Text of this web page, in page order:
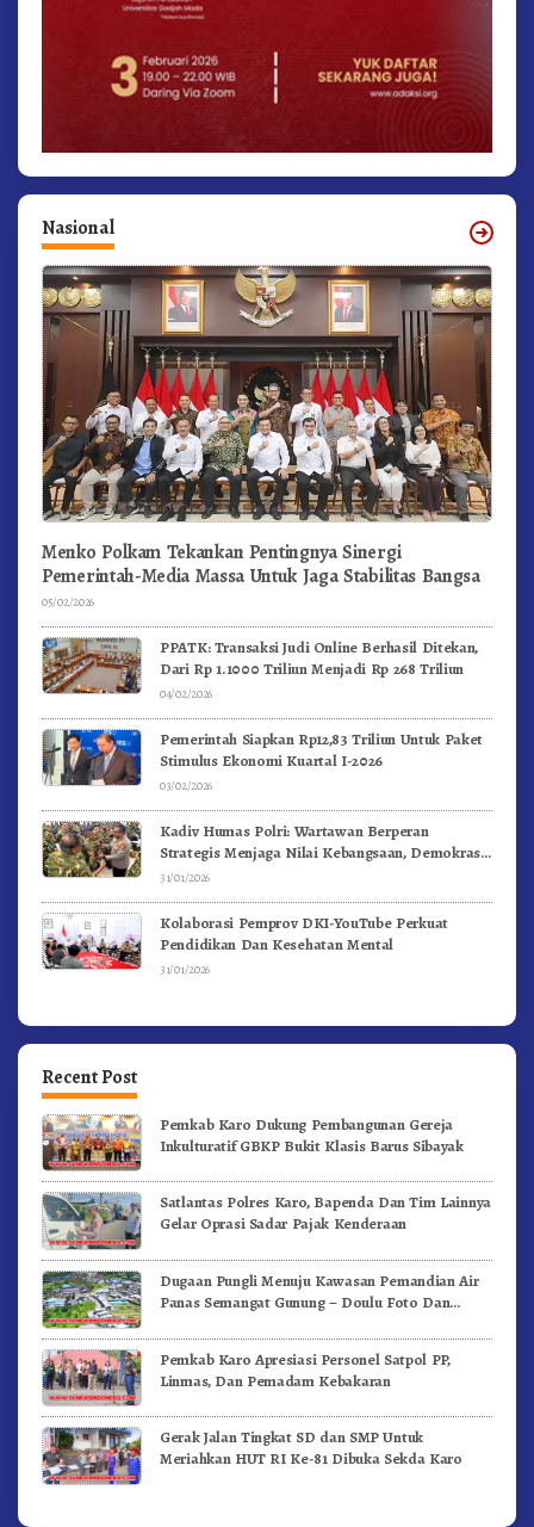
Nasional
Menko Polkam Tekankan Pentingnya Sinergi
Pemerintah-Media Massa Untuk Jaga Stabilitas Bangsa
05/02/2026
PPATK: Transaksi Judi Online Berhasil Ditekan,
Dari Rp 1.1000 Triliun Menjadi Rp 268 Triliun
04/02/2026
Pemerintah Siapkan Rp12,83 Triliun Untuk Paket
Stimulus Ekonomi Kuartal I-2026
03/02/2026
Kadiv Humas Polri: Wartawan Berperan
Strategis Menjaga Nilai Kebangsaan, Demokrasi,
dan NKRI
31/01/2026
Kolaborasi Pemprov DKI-YouTube Perkuat
Pendidikan Dan Kesehatan Mental
31/01/2026
Recent Post
Pemkab Karo Dukung Pembangunan Gereja
Inkulturatif GBKP Bukit Klasis Barus Sibayak
Satlantas Polres Karo, Bapenda Dan Tim Lainnya
Gelar Oprasi Sadar Pajak Kenderaan
Dugaan Pungli Menuju Kawasan Pemandian Air
Panas Semangat Gunung – Doulu Foto Dan
Pemkab Karo Apresiasi Personel Satpol PP,
Linmas, Dan Pemadam Kebakaran
Gerak Jalan Tingkat SD dan SMP Untuk
Meriahkan HUT RI Ke-81 Dibuka Sekda Karo